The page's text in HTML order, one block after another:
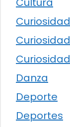
Danza
Deporte
Deportes